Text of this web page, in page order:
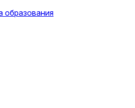
образования